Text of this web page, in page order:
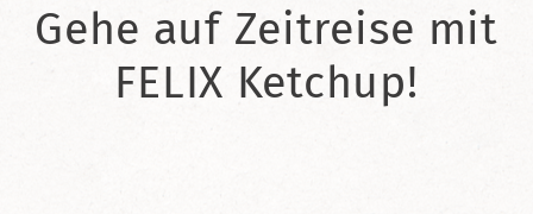
Gehe auf Zeitreise mit
FELIX Ketchup!